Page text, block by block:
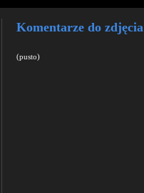
Komentarze do zdjęcia
(pusto)